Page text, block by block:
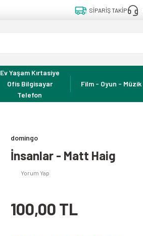
SİPARİŞ TAKİP
Ev Yaşam Kırtasiye
Ofis Bilgisayar
Telefon
Film - Oyun - Müzik
domingo
İnsanlar - Matt Haig
Yorum Yap
100,00 TL